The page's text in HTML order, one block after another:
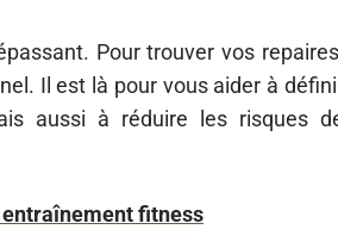
Pour trouver vos
Il est là pour vous aider à
aussi à réduire les risques
fitness